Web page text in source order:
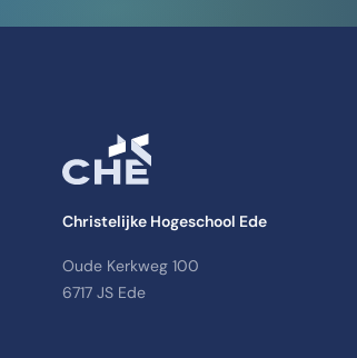
Christelijke Hogeschool Ede
Oude Kerkweg 100
6717 JS Ede